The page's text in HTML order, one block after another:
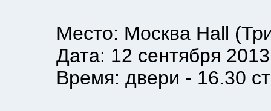
Место: Москва Hall
Дата: 12 сентября 2013
Время: двери - 16.30